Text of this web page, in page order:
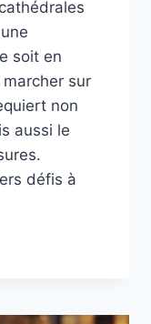
soit en
sur
non
aussi le
défis à